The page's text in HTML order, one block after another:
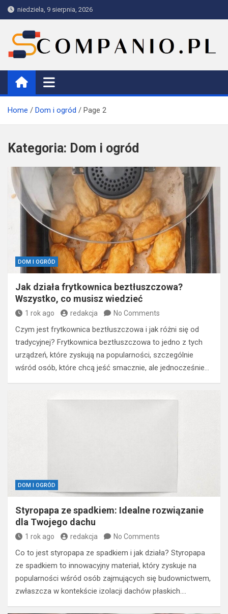
Skip
to
content
niedziela, 9 sierpnia, 2026
Companio
Home Dom i ogród Page 2
Kategoria: Dom i ogród
DOM I OGRÓD
Jak działa frytkownica beztłuszczowa?
Wszystko, co musisz wiedzieć
1 rok ago redakcja No Comments
Czym jest frytkownica beztłuszczowa i jak różni się od
tradycyjnej? Frytkownica beztłuszczowa to jedno z tych
urządzeń, które zyskują na popularności, szczególnie
wśród osób, które chcą jeść smacznie, ale jednocześnie…
DOM I OGRÓD
Styropapa ze spadkiem: Idealne rozwiązanie
dla Twojego dachu
1 rok ago redakcja No Comments
Co to jest styropapa ze spadkiem i jak działa? Styropapa
ze spadkiem to innowacyjny materiał, który zyskuje na
popularności wśród osób zajmujących się budownictwem,
zwłaszcza w kontekście izolacji dachów płaskich.…